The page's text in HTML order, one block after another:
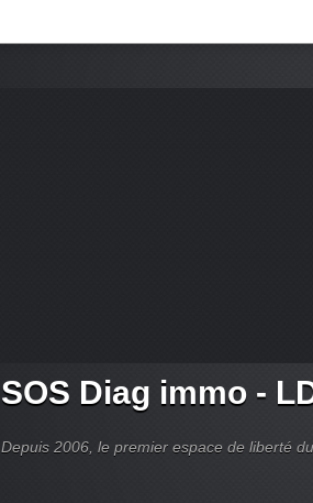
SOS Diag immo -
Depuis 2006, le premier espace de liberté